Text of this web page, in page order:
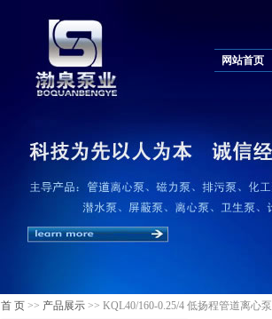
网站首页
首 页 >> 产品展示 >> KQL40/160-0.25/4 低扬程管道离心泵